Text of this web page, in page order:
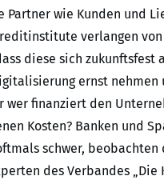
Partner wie Kunden und
verlangen
diese sich zukunftsfest
ernst nehmen
wer finanziert den
Kosten? Banken und
schwer, beobachten
des Verbandes „Die